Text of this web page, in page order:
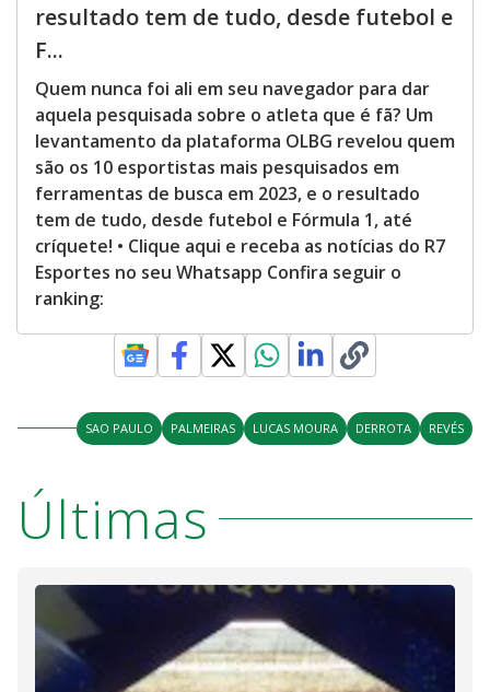
resultado tem de tudo, desde futebol e
F...
Quem nunca foi ali em seu navegador para dar
aquela pesquisada sobre o atleta que é fã? Um
levantamento da plataforma OLBG revelou quem
são os 10 esportistas mais pesquisados em
ferramentas de busca em 2023, e o resultado
tem de tudo, desde futebol e Fórmula 1, até
críquete! • Clique aqui e receba as notícias do R7
Esportes no seu Whatsapp Confira seguir o
ranking:
SAO PAULO PALMEIRAS LUCAS MOURA DERROTA REVÉS
Últimas